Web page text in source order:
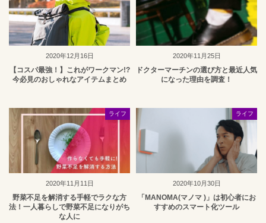
2020年12月16日
【コスパ最強！】これがワークマン!?
今必見のおしゃれなアイテムまとめ
2020年11月25日
ドクターマーチンの選び方と最近人気
になった理由を調査！
2020年11月11日
ライフ
野菜不足を解消する手軽でラクな方
法！一人暮らしで野菜不足になりがち
な人に
2020年10月30日
ライフ
「MANOMA(マノマ )」は初心者にお
すすめのスマート化ツール